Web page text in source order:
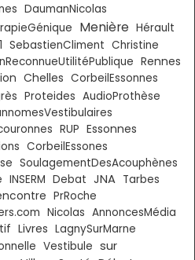
DaumanNicolas
Menière Hérault
SebastienCliment Christine
Rennes
Chelles CorbeilEssonnes
Proteides AudioProthèse
RUP Essonnes
CorbeilEssones
SoulagementDesAcouphènes
INSERM Debat JNA Tarbes
PrRoche
Nicolas AnnoncesMédia
Livres LagnySurMarne
Vestibule sur